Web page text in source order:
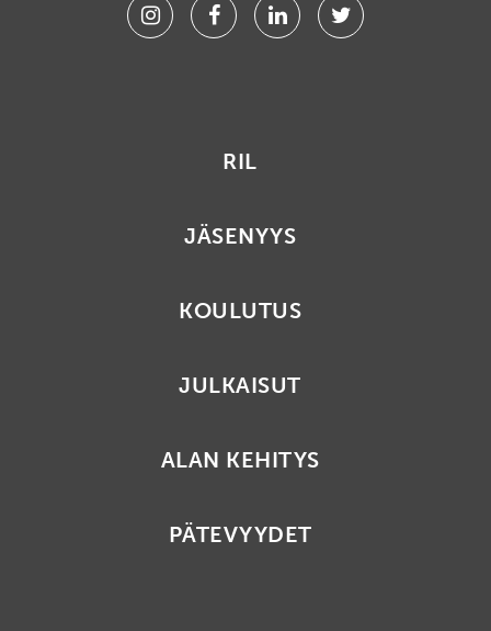
InstagramFacebookLinkedinTwitter
RIL
JÄSENYYS
KOULUTUS
JULKAISUT
ALAN KEHITYS
PÄTEVYYDET